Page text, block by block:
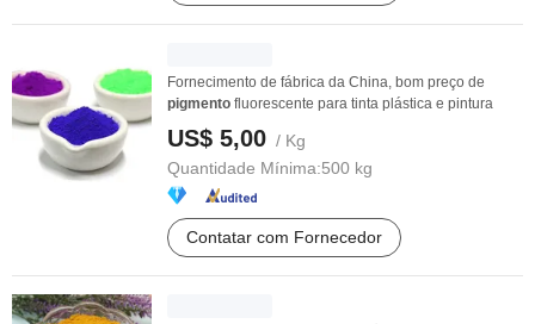
Fornecimento de fábrica da China, bom preço de
pigmento fluorescente para tinta plástica e pintura
US$ 5,00 / Kg
Quantidade Mínima:500 kg
Contatar com Fornecedor